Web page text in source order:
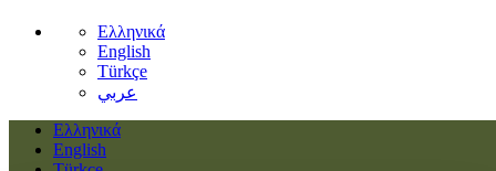
Ελληνικά
English
Türkçe
عربي
Ελληνικά
English